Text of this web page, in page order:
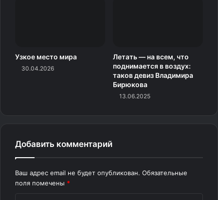
Узкое место мира
30.04.2026
Летать — на всем, что
поднимается в воздух:
таков девиз Владимира
Бирюкова
13.06.2025
Добавить комментарий
Ваш адрес email не будет опубликован. Обязательные
поля помечены *